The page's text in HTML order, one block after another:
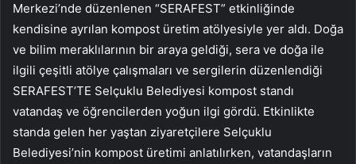
Merkezi’nde düzenlenen “SERAFEST” etkinliğinde
kendisine ayrılan kompost üretim atölyesiyle yer aldı. Doğa
ve bilim meraklılarının bir araya geldiği, sera ve doğa ile
ilgili çeşitli atölye çalışmaları ve sergilerin düzenlendiği
SERAFEST’TE Selçuklu Belediyesi kompost standı
vatandaş ve öğrencilerden yoğun ilgi gördü. Etkinlikte
standa gelen her yaştan ziyaretçilere Selçuklu
Belediyesi’nin kompost üretimi anlatılırken, vatandaşların